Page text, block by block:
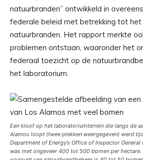
natuurbranden” ontwikkeld in
federale beleid met betrekking tot het
natuurbranden. Het rapport merkte
problemen ontstaan, waaronder het
federaal toezicht op de
het laboratorium.
Een kloof op het laboratoriumterrein die langs de
Alamos loopt (twee plekken weergegeven) werd
Department of Energy’s Office of Inspector
was met ongeveer 400 tot 500 bomen per